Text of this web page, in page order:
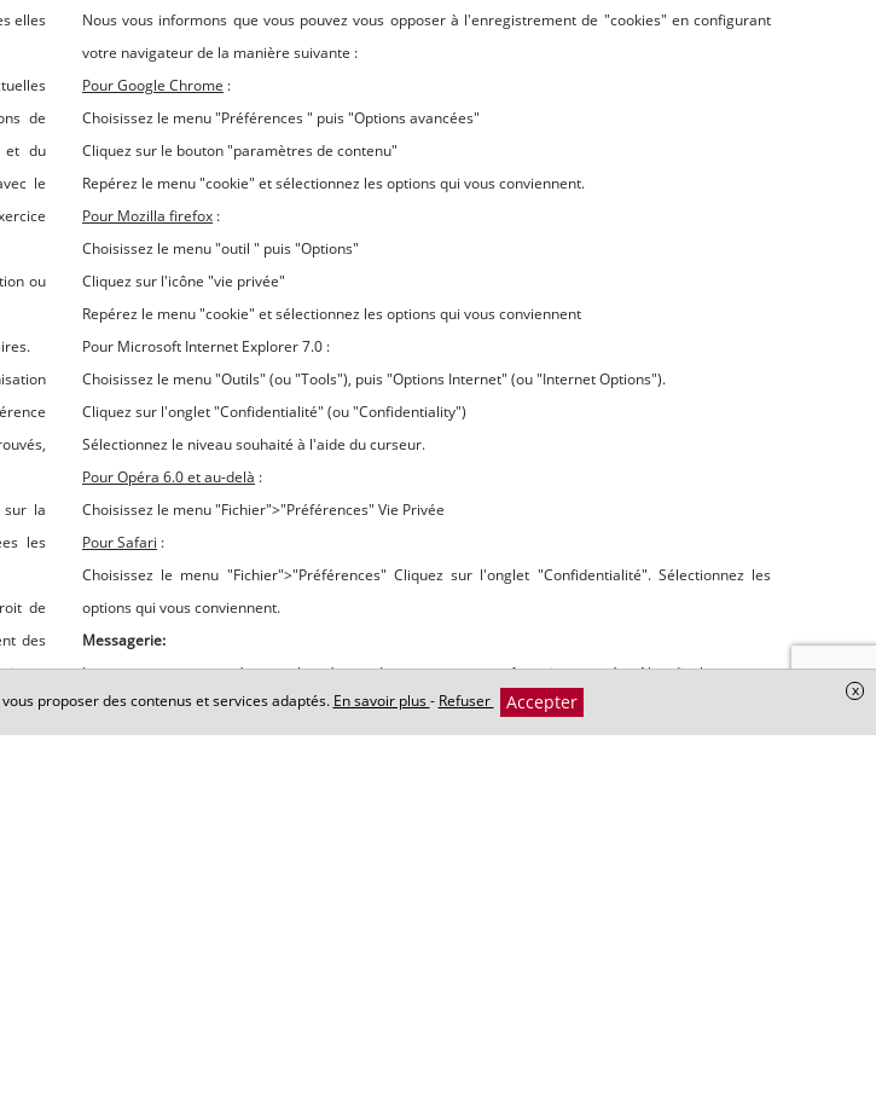
elles
de
et du
le
ou
la
les
de
des
que
la
Nous vous informons que vous pouvez vous opposer à l'enregistrement de "cookies" en configurant
votre navigateur de la manière suivante :
Pour Google Chrome :
Choisissez le menu "Préférences " puis "Options avancées"
Cliquez sur le bouton "paramètres de contenu"
Repérez le menu "cookie" et sélectionnez les options qui vous conviennent.
Pour Mozilla firefox :
Choisissez le menu "outil " puis "Options"
Cliquez sur l'icône "vie privée"
Repérez le menu "cookie" et sélectionnez les options qui vous conviennent
Pour Microsoft Internet Explorer 7.0 :
Choisissez le menu "Outils" (ou "Tools"), puis "Options Internet" (ou "Internet Options").
Cliquez sur l'onglet "Confidentialité" (ou "Confidentiality")
Sélectionnez le niveau souhaité à l'aide du curseur.
Pour Opéra 6.0 et au-delà :
Choisissez le menu "Fichier">"Préférences" Vie Privée
Pour Safari :
Choisissez le menu "Fichier">"Préférences" Cliquez sur l'onglet "Confidentialité". Sélectionnez les
options qui vous conviennent.
Messagerie:
Les messages envoyés sur le réseau Internet peuvent être interceptés. Ne divulguez pas
d’informations personnelles inutiles ou sensibles. Si vous souhaitez nous communiquer de telles
informations, utilisez impérativement la voie postale.
proposer des contenus et services adaptés. En savoir plus- Refuser Accepter
x